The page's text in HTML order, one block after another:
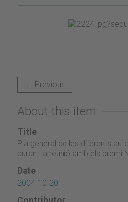
← Previous
About this item
Title
Pla general de les diferents
durant la reunió amb els premi
Date
2004-10-20
Contributor